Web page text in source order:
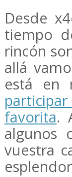
Desde
tiempo
rincón
allá
está en
favorita.
algunos
vuestra